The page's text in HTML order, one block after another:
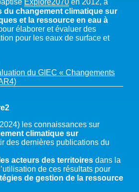
Explore2070 en 2012, a
du changement climatique sur
et la ressource en eau à
élaborer et évaluer des
pour les eaux de surface et
du GIEC « Changements
les connaissances sur
climatique sur
des dernières publications du
acteurs des territoires dans la
de ces résultats pour
de gestion de la ressource